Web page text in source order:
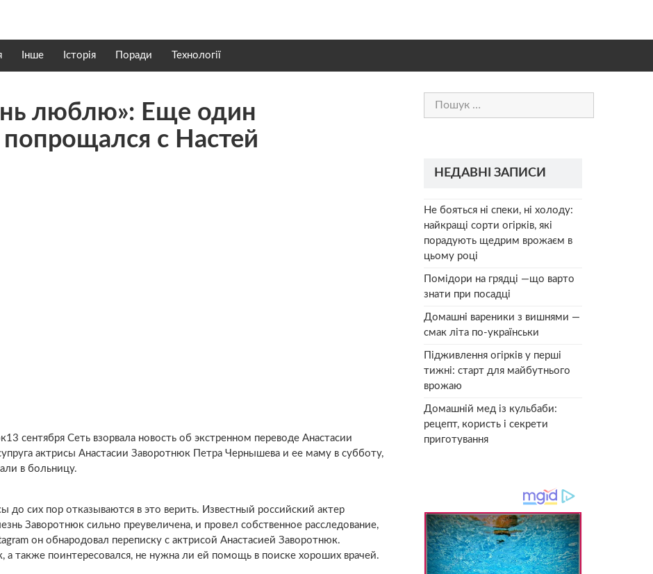
Інше Історія Поради Технології
люблю»: Еще один
попрощался с Настей
сентября Сеть взорвала новость об экстренном переводе Анастасии
актрисы Анастасии Заворотнюк Петра Чернышева и ее маму в субботу,
в больницу.
до сих пор отказываются в это верить. Известный российский актер
Заворотнюк сильно преувеличена, и провел собственное расследование,
он обнародовал переписку с актрисой Анастасией Заворотнюк.
а также поинтересовался, не нужна ли ей помощь в поиске хороших врачей.
Пошук:
НЕДАВНІ ЗАПИСИ
Не бояться ні спеки, ні холоду:
найкращі сорти огірків, які
порадують щедрим врожаєм в
цьому році
Помідори на грядці —що варто
знати при посадці
Домашні вареники з вишнями —
смак літа по-українськи
Підживлення огірків у перші
тижні: старт для майбутнього
врожаю
Домашній мед із кульбаби:
рецепт, користь і секрети
приготування